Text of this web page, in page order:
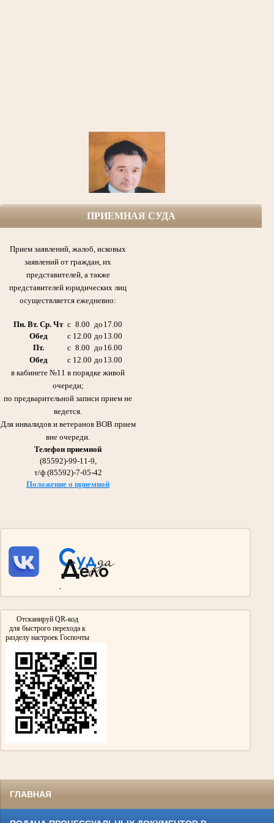
Софин Рафаил Ефимович (1925-1999гг.) народный судья,
медалей и других почетных наград Родины.
Галиуллин Габдулла Сибгатович 21.11.1920 -11.08.2006гг.
Абдрашитовой Мусфиры Габдулловны - председателя суда с 1986 по 2013гг.
Участник Великой Отечественной войны
Награжден Орденом Красного Знамени,
медалью «За оборону Сталинграда»
Дед Абдрашитовой Мусфиры Габдулловны - председателя суда с 1986 по 2013гг.
Участвовал в сражении на Курской Дуге и взятии Берлина.
Награжден Орденом Красной звезды, Медалью «За взятие Берлина»
Медалью «За победу над Германией в Великой Отечественной войне 1941-
Гизатуллин Ярулла Хикматович
Участник Великой Отечественной войны
нарсудья Тумутукского(ныне Азнакаевского) народного суда с 1954 по 1957гг.
медалями «За Победу над Германией в Великой Отечественной войне
«За доблестный труд в Великой Отечественной войне 1941-1945гг.»
ПРИЕМНАЯ СУДА
Прием заявлений, жалоб, исковых
заявлений от граждан, их
представителей, а также
представителей юридических лиц
осуществляется ежедневно:
Пн. Вт. Ср. Чт с 8.00 до 17.00
Обед
с 12.00 до 13.00
Пт.
с 8.00 до 16.00
Обед
с 12.00 до 13.00
в кабинете №11 в порядке живой
очереди;
по предварительной записи прием не
ведется.
Для инвалидов и ветеранов ВОВ прием
вне очереди.
Телефон приемной
(85592)-99-11-9,
т/ф (85592)-7-05-42
Положение о приемной
Отсканируй QR-код
для быстрого перехода к
разделу настроек Госпочты
ГЛАВНАЯ